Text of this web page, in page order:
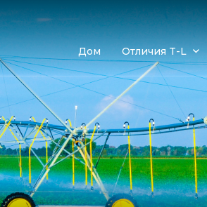
Дом Отличия T-L